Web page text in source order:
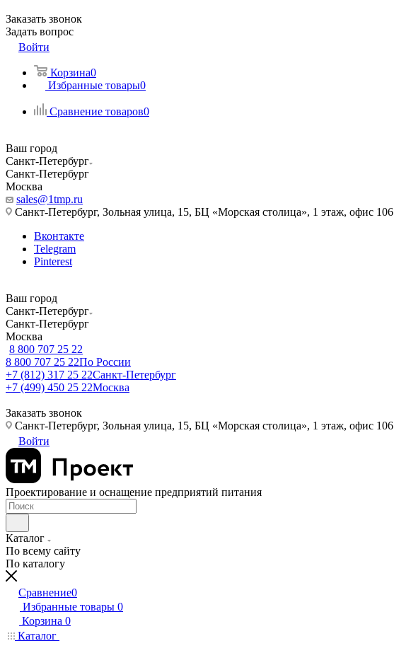
Заказать звонок
Задать вопрос
Войти
Корзина0
Избранные товары0
Сравнение товаров0
Ваш город
Санкт-Петербург
Санкт-Петербург
Москва
sales@1tmp.ru
Санкт-Петербург, Зольная улица, 15, БЦ «Морская столица», 1 этаж, офис 106
Вконтакте
Telegram
Pinterest
Ваш город
Санкт-Петербург
Санкт-Петербург
Москва
8 800 707 25 22
8 800 707 25 22По России
+7 (812) 317 25 22Санкт-Петербург
+7 (499) 450 25 22Москва
Заказать звонок
Санкт-Петербург, Зольная улица, 15, БЦ «Морская столица», 1 этаж, офис 106
Войти
Проектирование и оснащение предприятий питания
Каталог
По всему сайту
По каталогу
Сравнение0
Избранные товары 0
Корзина 0
Каталог